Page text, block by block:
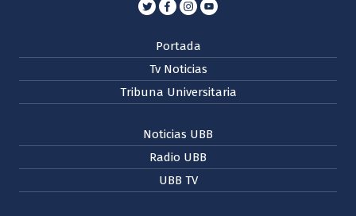
Portada
Tv Noticias
Tribuna Universitaria
Noticias UBB
Radio UBB
UBB TV